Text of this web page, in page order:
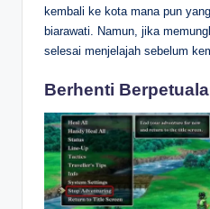
kembali ke kota mana pun
biarawati. Namun, jika
selesai menjelajah sebelum
Berhenti